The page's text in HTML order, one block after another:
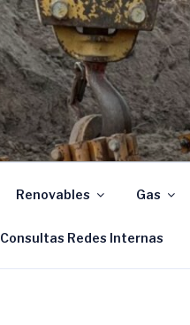
de Santa Fe
Renovables Gas
Consultas Redes Internas